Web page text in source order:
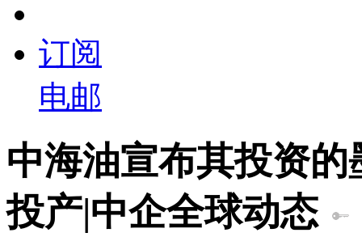
订阅
电邮
中海油宣布其投资的
投产|中企全球动态